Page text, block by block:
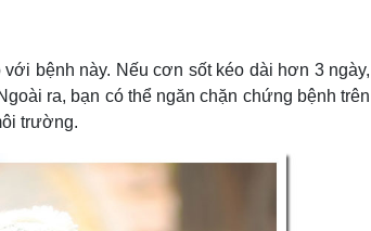
bệnh này. Nếu cơn sốt kéo dài hơn 3 ngày,
ra, bạn có thể ngăn chặn chứng bệnh trên
trường.